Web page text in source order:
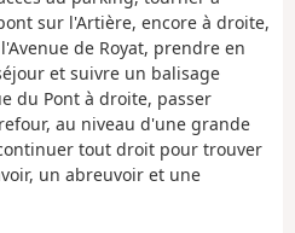
sur l'Artière, encore à droite,
de Royat, prendre en
et suivre un balisage
du Pont à droite, passer
au niveau d'une grande
tout droit pour trouver
un abreuvoir et une